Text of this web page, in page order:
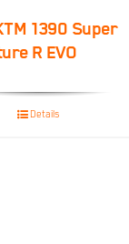
1390 Super
R EVO
Details